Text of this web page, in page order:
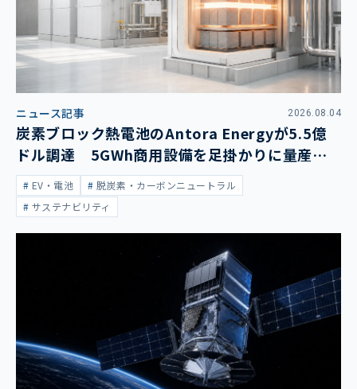
ニュース記事 2026.08.04
炭素ブロック熱電池のAntora Energyが5.5億
ドル調達 5GWh商用設備を足掛かりに量産拡
大EV・電池
脱炭素・カーボンニュートラル
サステナビリティ